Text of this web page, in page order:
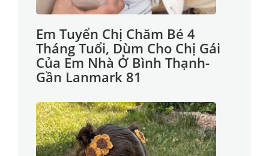
Em Tuyển Chị Chăm Bé 4
Tháng Tuổi, Dùm Cho Chị Gái
Của Em Nhà Ở Bình Thạnh-
Gần Lanmark 81